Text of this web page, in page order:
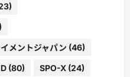
メントジャパン (46)
(80) SPO-X (24)